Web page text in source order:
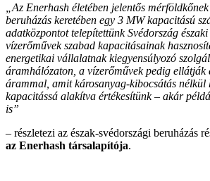
„Az Enerhash életében jelentős
beruházás keretében egy 3 MW kapacitású
adatközpontot telepítettünk Svédország
vízerőművek szabad kapacitásainak
energetikai vállalatnak kiegyensúlyozó
áramhálózaton, a vízerőművek pedig ellátják
árammal, amit károsanyag-kibocsátás nélkül
kapacitássá alakítva értékesítünk – akár
is”
– részletezi az észak-svédországi beruházás
az Enerhash társalapítója.